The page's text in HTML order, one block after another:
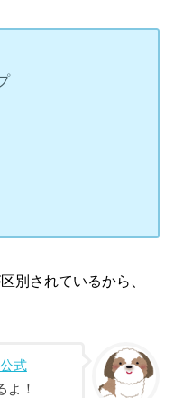
別されているから、
式
よ！